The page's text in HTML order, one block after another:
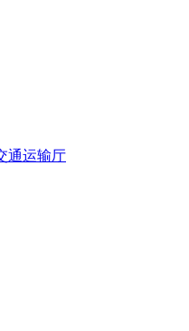
通运输厅